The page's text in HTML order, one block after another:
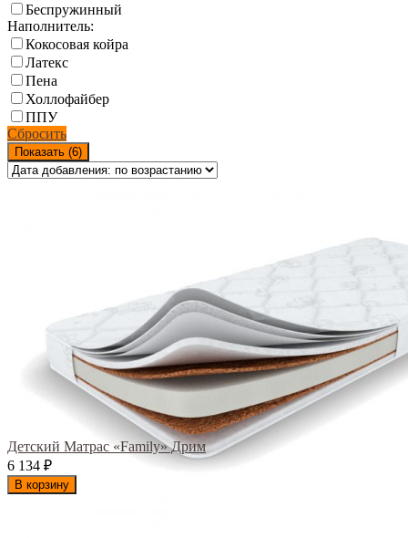
Беспружинный
Наполнитель:
Кокосовая койра
Латекс
Пена
Холлофайбер
ППУ
Сбросить
Показать (6)
Детский Матрас «Family» Дрим
6 134 ₽
В корзину